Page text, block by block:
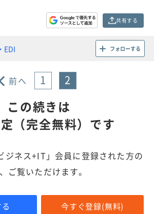
共有する
EDI フォローする
前へ 1 2
この続きは
（完全無料）です
ジネス+IT」会員に登録された方の
ご覧いただけます。
今すぐ登録(無料)